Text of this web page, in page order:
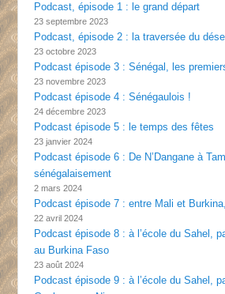
Podcast, épisode 1 : le grand départ
23 septembre 2023
Podcast, épisode 2 : la traversée du
23 octobre 2023
Podcast épisode 3 : Sénégal, les
23 novembre 2023
Podcast épisode 4 : Sénégaulois !
24 décembre 2023
Podcast épisode 5 : le temps des fêtes
23 janvier 2024
Podcast épisode 6 : De N’Dangane à
sénégalaisement
2 mars 2024
Podcast épisode 7 : entre Mali et
22 avril 2024
Podcast épisode 8 : à l’école du Sahel,
au Burkina Faso
23 août 2024
Podcast épisode 9 : à l’école du Sahel,